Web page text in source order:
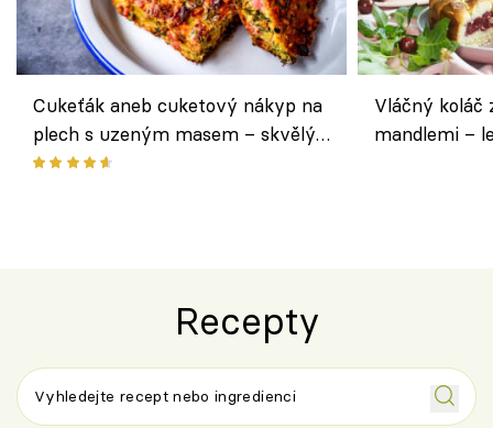
Cukeťák aneb cuketový nákyp na
plech s uzeným masem – skvělý
způsob, jak zpracovat přerostlé
Vláčný koláč
mandlemi –
Recepty